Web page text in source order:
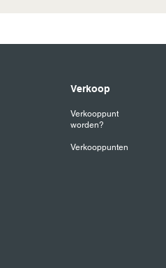
Verkoop
Verkooppunt
worden?
Verkooppunten